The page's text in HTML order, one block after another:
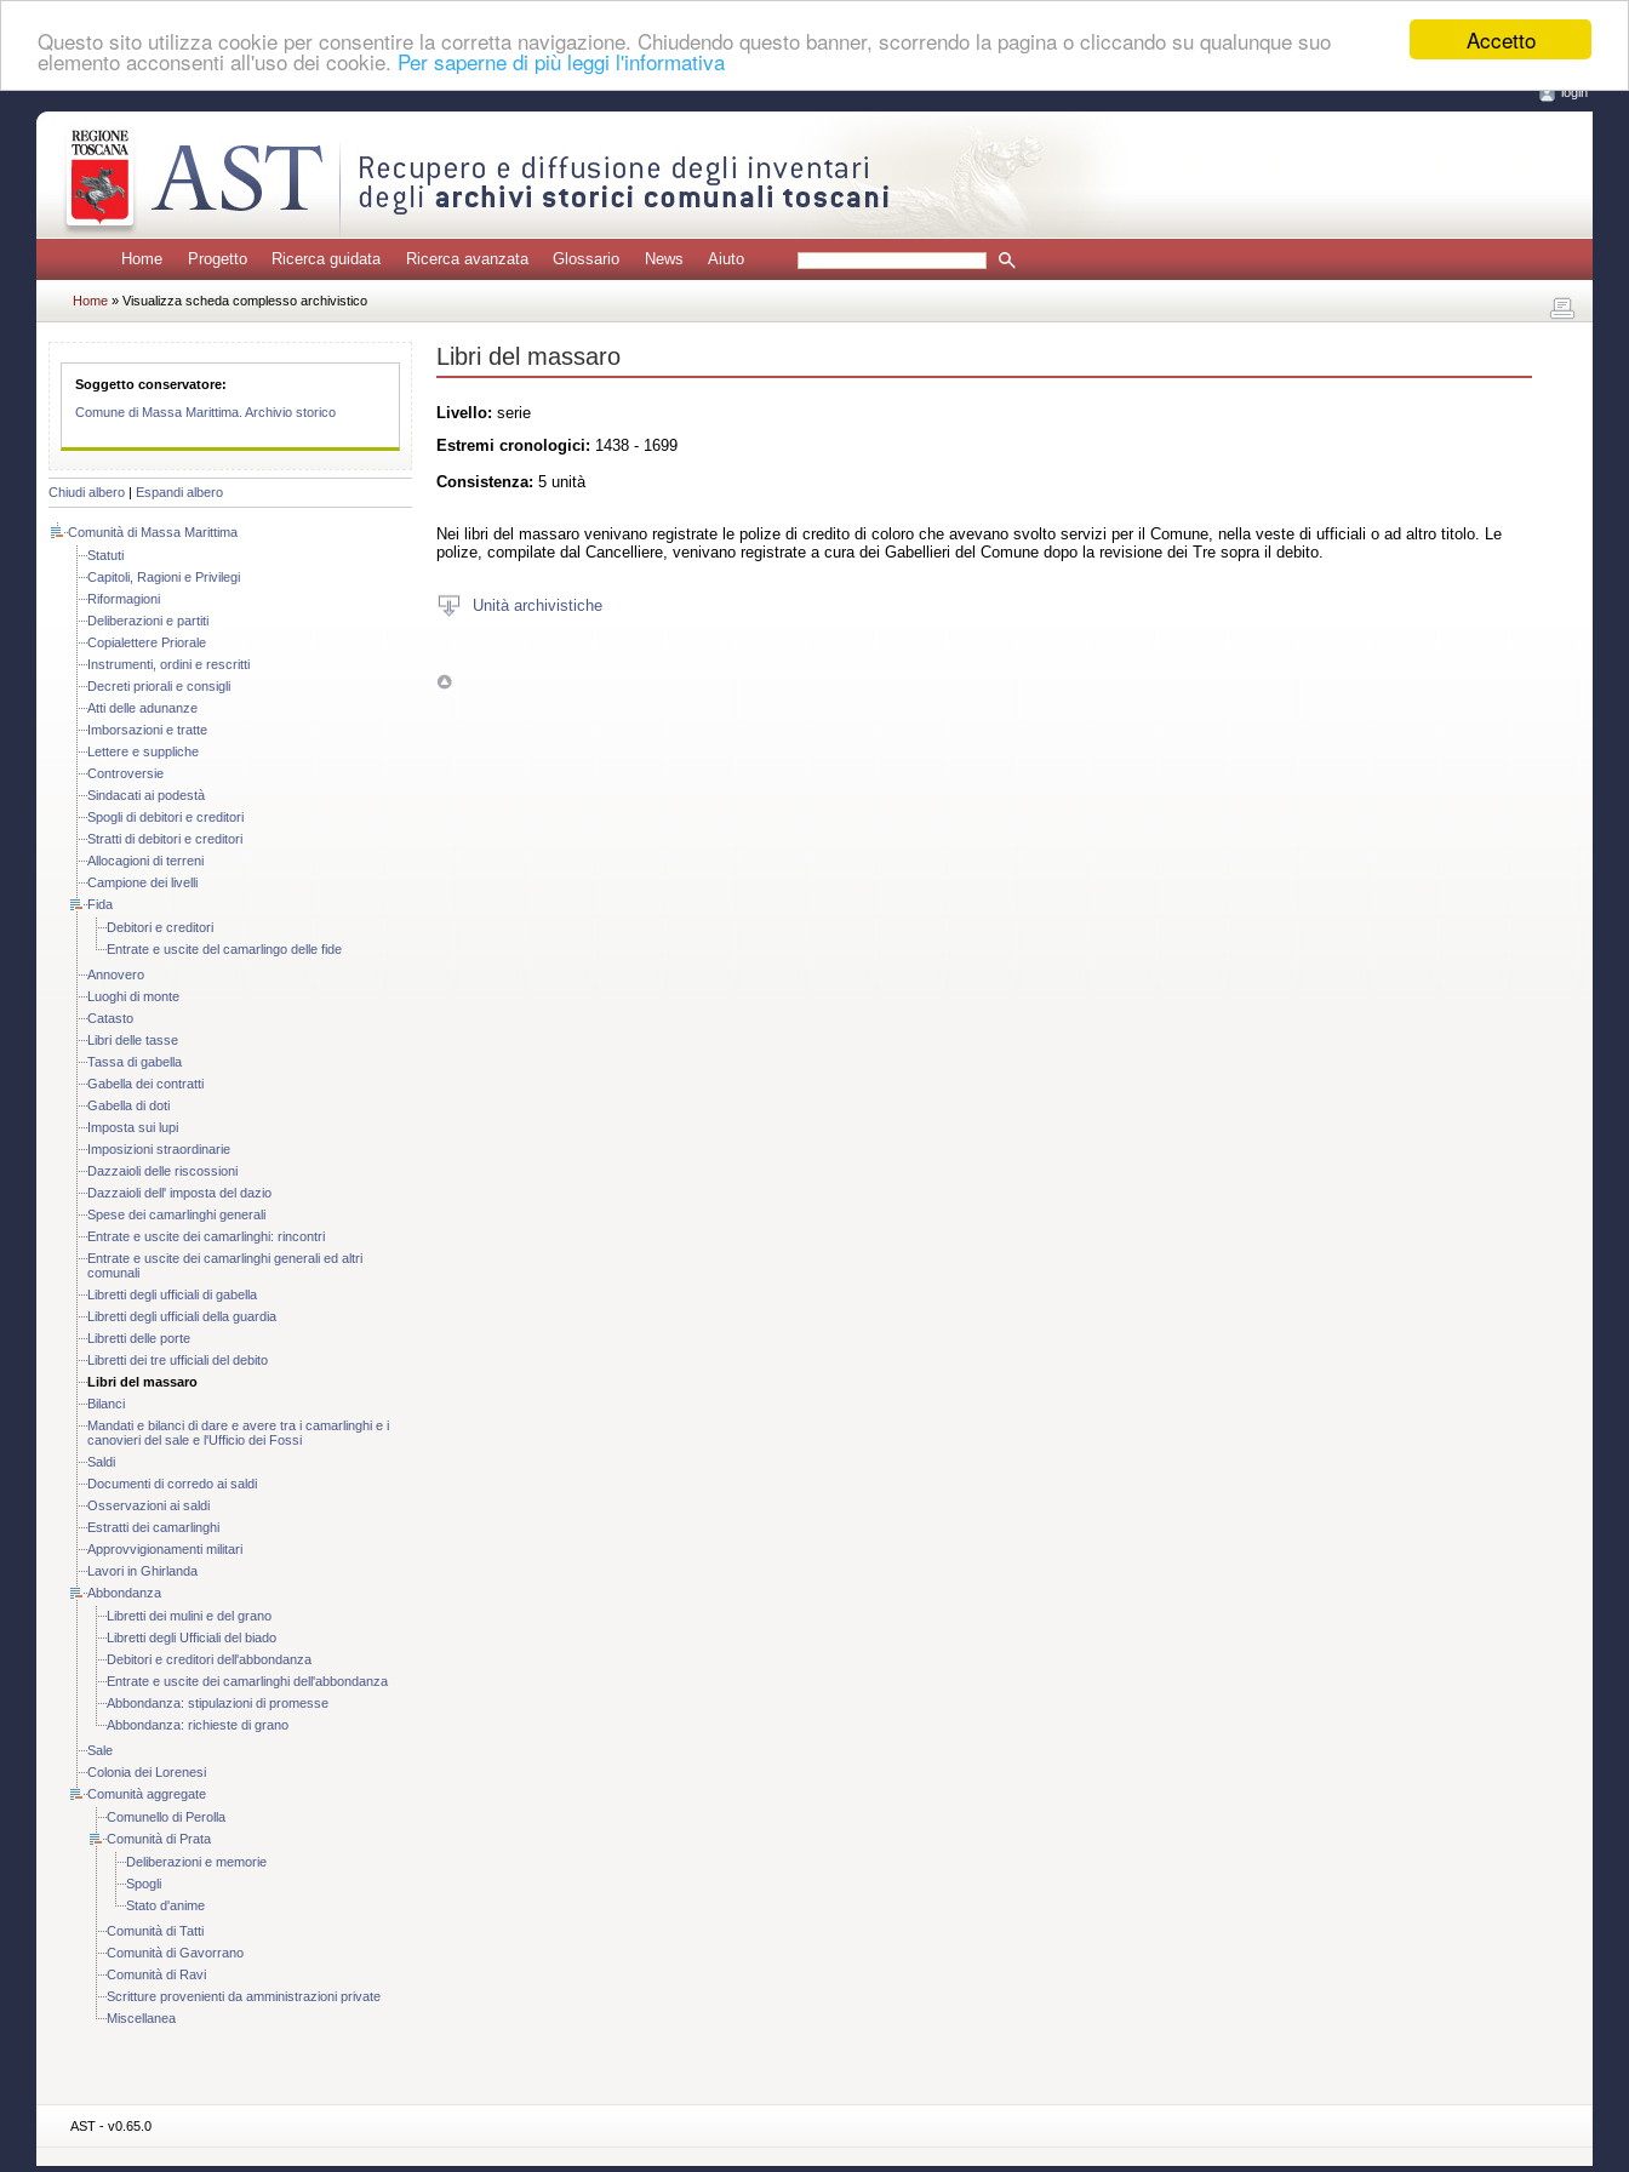
Accetto
Questo sito utilizza cookie per consentire la corretta navigazione. Chiudendo questo banner, scorrendo la pagina o cliccando su qualunque suo
elemento acconsenti all'uso dei cookie. Per saperne di più leggi l'informativa
login
Home Progetto Ricerca guidata Ricerca avanzata Glossario News Aiuto
Home » Visualizza scheda complesso archivistico
Soggetto conservatore:
Comune di Massa Marittima. Archivio storico
Chiudi albero Espandi albero
Comunità di Massa Marittima
Statuti
Capitoli, Ragioni e Privilegi
Riformagioni
Deliberazioni e partiti
Copialettere Priorale
Instrumenti, ordini e rescritti
Decreti priorali e consigli
Atti delle adunanze
Imborsazioni e tratte
Lettere e suppliche
Controversie
Sindacati ai podestà
Spogli di debitori e creditori
Stratti di debitori e creditori
Allocagioni di terreni
Campione dei livelli
Fida
Debitori e creditori
Entrate e uscite del camarlingo delle fide
Annovero
Luoghi di monte
Catasto
Libri delle tasse
Tassa di gabella
Gabella dei contratti
Gabella di doti
Imposta sui lupi
Imposizioni straordinarie
Dazzaioli delle riscossioni
Dazzaioli dell' imposta del dazio
Spese dei camarlinghi generali
Entrate e uscite dei camarlinghi: rincontri
Entrate e uscite dei camarlinghi generali ed altri
comunali
Libretti degli ufficiali di gabella
Libretti degli ufficiali della guardia
Libretti delle porte
Libretti dei tre ufficiali del debito
Libri del massaro
Bilanci
Mandati e bilanci di dare e avere tra i camarlinghi e i
canovieri del sale e l'Ufficio dei Fossi
Saldi
Documenti di corredo ai saldi
Osservazioni ai saldi
Estratti dei camarlinghi
Approvvigionamenti militari
Lavori in Ghirlanda
Abbondanza
Libretti dei mulini e del grano
Libretti degli Ufficiali del biado
Debitori e creditori dell'abbondanza
Entrate e uscite dei camarlinghi dell'abbondanza
Abbondanza: stipulazioni di promesse
Abbondanza: richieste di grano
Sale
Colonia dei Lorenesi
Comunità aggregate
Comunello di Perolla
Comunità di Prata
Deliberazioni e memorie
Spogli
Stato d'anime
Comunità di Tatti
Comunità di Gavorrano
Comunità di Ravi
Scritture provenienti da amministrazioni private
Miscellanea
Libri del massaro
Livello: serie
Estremi cronologici: 1438 - 1699
Consistenza: 5 unità
Nei libri del massaro venivano registrate le polize di credito di coloro che avevano svolto servizi per il Comune, nella veste di ufficiali o ad altro titolo. Le
polize, compilate dal Cancelliere, venivano registrate a cura dei Gabellieri del Comune dopo la revisione dei Tre sopra il debito.
Unità archivistiche
AST - v0.65.0